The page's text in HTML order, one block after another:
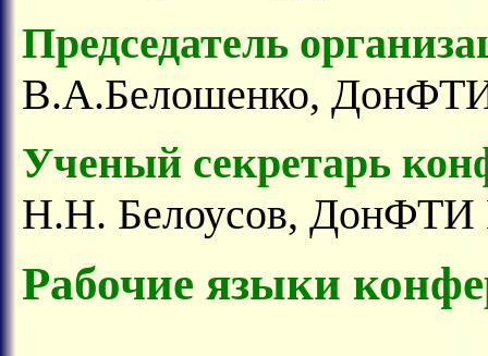
Председатель
В.А.Белошенко,
Ученый секретарь
Н.Н. Белоусов,
Рабочие языки